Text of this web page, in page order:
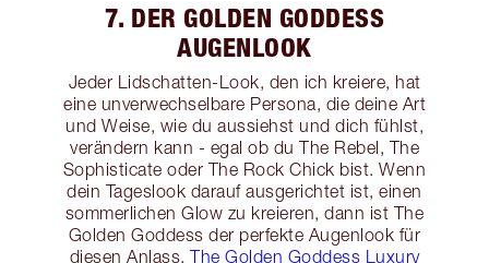
7. DER GOLDEN GODDESS
AUGENLOOK
Jeder Lidschatten-Look, den ich kreiere, hat
eine unverwechselbare Persona, die deine Art
und Weise, wie du aussiehst und dich fühlst,
verändern kann - egal ob du The Rebel, The
Sophisticate oder The Rock Chick bist. Wenn
dein Tageslook darauf ausgerichtet ist, einen
sommerlichen Glow zu kreieren, dann ist The
Golden Goddess der perfekte Augenlook für
diesen Anlass. The Golden Goddess Luxury